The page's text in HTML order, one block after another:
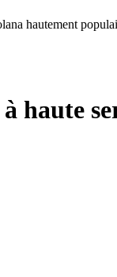
hautement
haute